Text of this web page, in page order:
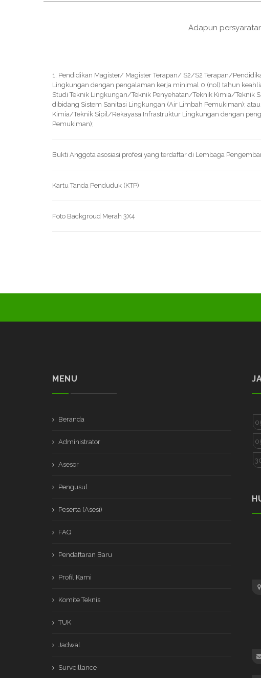
Adapun
1. Pendidikan Magister/ Magister Terapan/ S2/S2 Terapan/
Lingkungan dengan pengalaman kerja minimal 0 (nol) tahun
Studi Teknik Lingkungan/Teknik Penyehatan/Teknik Kimia/Teknik
dibidang Sistem Sanitasi Lingkungan (Air Limbah Pemukiman);
Kimia/Teknik Sipil/Rekayasa Infrastruktur Lingkungan dengan
Pemukiman);
Bukti Anggota asosiasi profesi yang terdaftar di Lembaga
Kartu Tanda Penduduk (KTP)
Foto Backgroud Merah 3X4
MENU
Beranda
Administrator
Asesor
Pengusul
Peserta (Asesi)
FAQ
Pendaftaran Baru
Profil Kami
Komite Teknis
TUK
Jadwal
Surveillance